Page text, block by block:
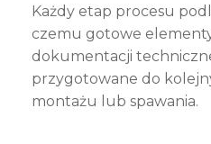
Każdy etap procesu
czemu gotowe
dokumentacji
przygotowane do
montażu lub spawania.